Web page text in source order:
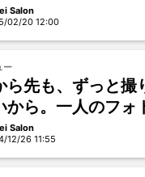
続ける理由。｜石
Salon
02/20 12:00
ー
ら先も、ずっと撮
から。一人のフォ
して歩む、過去・
いて｜土田凌
Salon
12/26 11:55